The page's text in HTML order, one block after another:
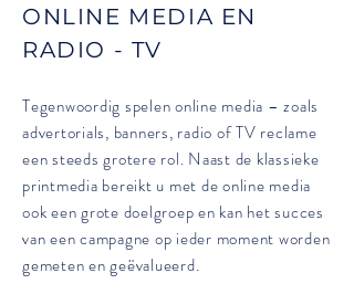
ONLINE MEDIA EN
RADIO - TV
Tegenwoordig spelen online media – zoals
advertorials, banners, radio of TV reclame
een steeds grotere rol. Naast de klassieke
printmedia bereikt u met de online media
ook een grote doelgroep en kan het succes
van een campagne op ieder moment worden
gemeten en geëvalueerd.